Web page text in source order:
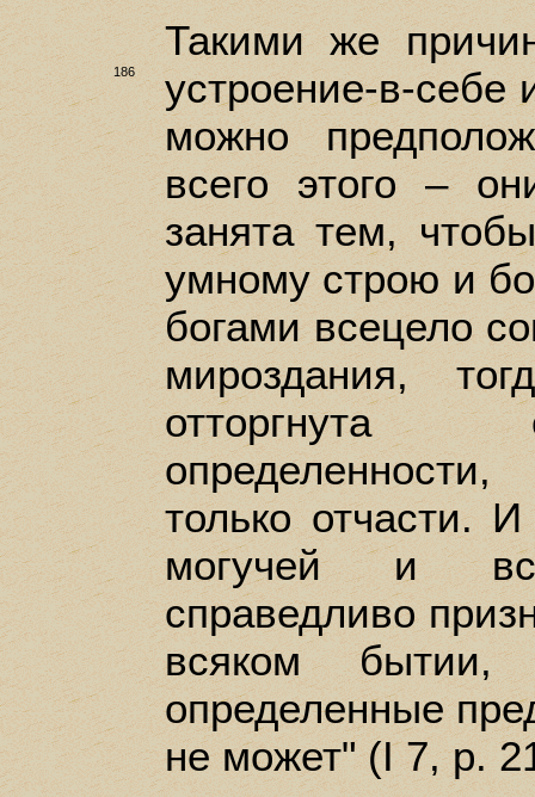
Такими же
устроение-в-себе
186
можно
всего этого –
занята тем,
умному строю и
богами всецело
мироздания,
отторгнута
только отчасти.
могучей и
справедливо
всяком
определенные
не может" (I 7, р.